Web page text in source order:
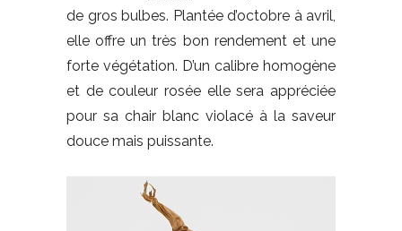
de gros bulbes. Plantée d’octobre à avril,
elle offre un très bon rendement et une
forte végétation. D’un calibre homogène
et de couleur rosée elle sera appréciée
pour sa chair blanc violacé à la saveur
douce mais puissante.